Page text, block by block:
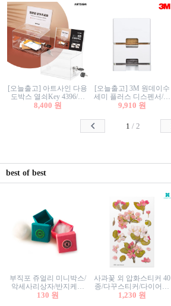
[오늘출고] 아트사인 다용
도박스 열쇠Key 4396/투
표함/건의함/모금함/응모
8,400 원
[오늘출고] 3M 원데이수
세미 플러스 디스펜서/소
프트수세미5매+강력수세
9,910 원
1 / 2
best of best
부직포 쥬얼리 미니박스/
악세사리상자/반지케이
스/반지상자/귀걸이상자/
130 원
사과꽃 외 압화스티커 40
종/다꾸스티커/다이어리
꾸미기/꽃스티커/자연물
1,230 원